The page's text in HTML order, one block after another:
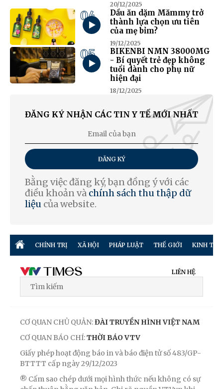
20/12/2025
04
Dầu ăn dặm Mămmy trở
thành lựa chọn ưu tiên
của mẹ bỉm?
19/12/2025
05
BIKENBI NMN 38000MG
- Bí quyết trẻ đẹp không
tuổi dành cho phụ nữ
hiện đại
18/12/2025
ĐĂNG KÝ NHẬN CÁC TIN Y TẾ MỚI NHẤT
ĐĂNG KÝ
Bằng việc đăng ký, bạn đồng ý với các
điều khoản và chính sách thu thập dữ
liệu của website.
CHÍNH TRỊ XÃ HỘI PHÁP LUẬT THẾ GIỚI KINH TẾ
LIÊN HỆ
CƠ QUAN CHỦ QUẢN:ĐÀI TRUYỀN HÌNH VIỆT NAM
CƠ QUAN BÁO CHÍ:THỜI BÁO VTV
Giấy phép hoạt động báo in và báo điện tử số 483/GP-
BTTTT cấp ngày 29/12/2023
® Cấm sao chép dưới mọi hình thức nếu không có sự